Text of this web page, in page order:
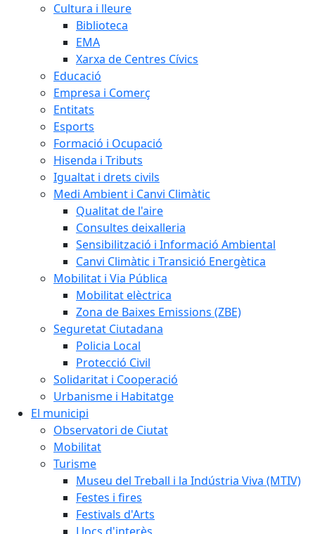
Cultura i lleure
Biblioteca
EMA
Xarxa de Centres Cívics
Educació
Empresa i Comerç
Entitats
Esports
Formació i Ocupació
Hisenda i Tributs
Igualtat i drets civils
Medi Ambient i Canvi Climàtic
Qualitat de l'aire
Consultes deixalleria
Sensibilització i Informació Ambiental
Canvi Climàtic i Transició Energètica
Mobilitat i Via Pública
Mobilitat elèctrica
Zona de Baixes Emissions (ZBE)
Seguretat Ciutadana
Policia Local
Protecció Civil
Solidaritat i Cooperació
Urbanisme i Habitatge
El municipi
Observatori de Ciutat
Mobilitat
Turisme
Museu del Treball i la Indústria Viva (MTIV)
Festes i fires
Festivals d'Arts